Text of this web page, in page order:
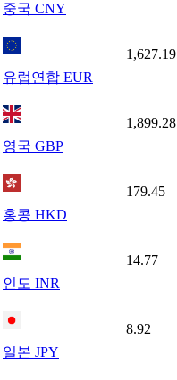
중국 CNY
유럽연합 EUR
1,627.19
영국 GBP
1,899.28
홍콩 HKD
179.45
인도 INR
14.77
일본 JPY
8.92